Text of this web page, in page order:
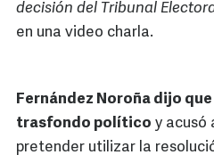
decisión del Tribunal
en una video charla.
Fernández Noroña dijo
trasfondo político y acusó
pretender utilizar la